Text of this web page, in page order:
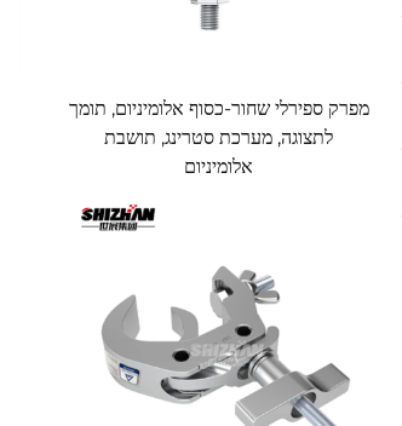
מפרק ספירלי שחור-כסוף אלומיניום, תומך
לתצוגה, מערכת סטרינג, תושבת
אלומיניום